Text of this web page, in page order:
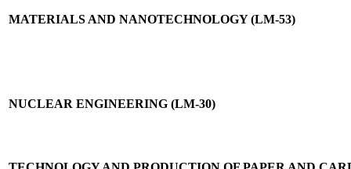
MATERIALS AND NANOTECHNOLOGY (LM-53)
NUCLEAR ENGINEERING (LM-30)